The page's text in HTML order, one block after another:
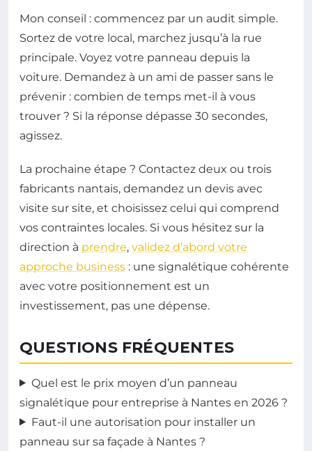
Mon conseil : commencez par un audit simple.
Sortez de votre local, marchez jusqu’à la rue
principale. Voyez votre panneau depuis la
voiture. Demandez à un ami de passer sans le
prévenir : combien de temps met-il à vous
trouver ? Si la réponse dépasse 30 secondes,
agissez.
La prochaine étape ? Contactez deux ou trois
fabricants nantais, demandez un devis avec
visite sur site, et choisissez celui qui comprend
vos contraintes locales. Si vous hésitez sur la
direction à prendre, validez d’abord votre
approche business : une signalétique cohérente
avec votre positionnement est un
investissement, pas une dépense.
QUESTIONS FRÉQUENTES
Quel est le prix moyen d’un panneau
signalétique pour entreprise à Nantes en 2026 ?
Faut-il une autorisation pour installer un
panneau sur sa façade à Nantes ?